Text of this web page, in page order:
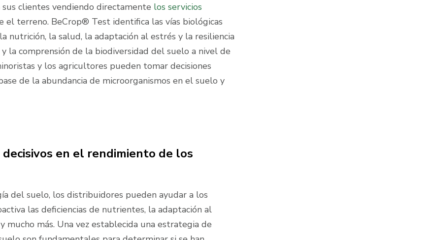
clientes vendiendo directamente los servicios
el terreno. BeCrop® Test identifica las vías biológicas
nutrición, la salud, la adaptación al estrés y la resiliencia
la comprensión de la biodiversidad del suelo a nivel de
y los agricultores pueden tomar decisiones
de la abundancia de microorganismos en el suelo y
en el rendimiento de los
del suelo, los distribuidores pueden ayudar a los
las deficiencias de nutrientes, la adaptación al
mucho más. Una vez establecida una estrategia de